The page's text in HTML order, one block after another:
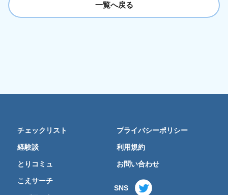
一覧へ戻る
チェックリスト
経験談
とりコミュ
こえサーチ
プライバシーポリシー
利用規約
お問い合わせ
SNS